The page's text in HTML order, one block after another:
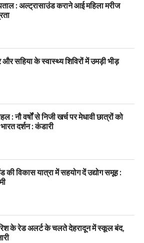
: अल्ट्रासाउंड कराने आई महिला मरीज
सहिया के स्वास्थ्य शिविरों में उमड़ी भीड़
: नौ वर्षों से निजी खर्च पर मेधावी छात्रों को
दर्शन : कंडारी
की विकास यात्रा में सहयोग दें उद्योग समूह :
के रेड अलर्ट के चलते देहरादून में स्कूल बंद,